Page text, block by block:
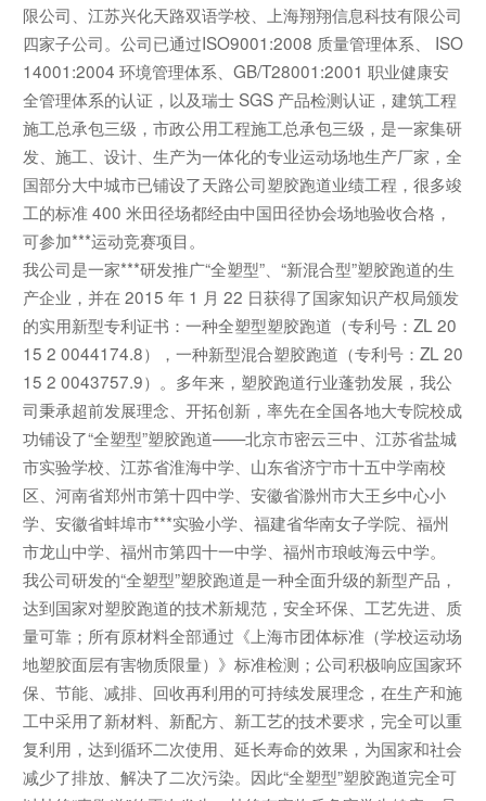
限公司、江苏兴化天路双语学校、上海翔翔信息科技有限公司
四家子公司。公司已通过ISO9001:2008 质量管理体系、 ISO
14001:2004 环境管理体系、GB/T28001:2001 职业健康安
全管理体系的认证，以及瑞士 SGS 产品检测认证，建筑工程
施工总承包三级，市政公用工程施工总承包三级，是一家集研
发、施工、设计、生产为一体化的专业运动场地生产厂家，全
国部分大中城市已铺设了天路公司塑胶跑道业绩工程，很多竣
工的标准 400 米田径场都经由中国田径协会场地验收合格，
可参加***运动竞赛项目。
我公司是一家***研发推广“全塑型”、“新混合型”塑胶跑道的生
产企业，并在 2015 年 1 月 22 日获得了国家知识产权局颁发
的实用新型专利证书：一种全塑型塑胶跑道（专利号：ZL 20
15 2 0044174.8），一种新型混合塑胶跑道（专利号：ZL 20
15 2 0043757.9）。多年来，塑胶跑道行业蓬勃发展，我公
司秉承超前发展理念、开拓创新，率先在全国各地大专院校成
功铺设了“全塑型”塑胶跑道——北京市密云三中、江苏省盐城
市实验学校、江苏省淮海中学、山东省济宁市十五中学南校
区、河南省郑州市第十四中学、安徽省滁州市大王乡中心小
学、安徽省蚌埠市***实验小学、福建省华南女子学院、福州
市龙山中学、福州市第四十一中学、福州市琅岐海云中学。
我公司研发的“全塑型”塑胶跑道是一种全面升级的新型产品，
达到国家对塑胶跑道的技术新规范，安全环保、工艺先进、质
量可靠；所有原材料全部通过《上海市团体标准（学校运动场
地塑胶面层有害物质限量）》标准检测；公司积极响应国家环
保、节能、减排、回收再利用的可持续发展理念，在生产和施
工中采用了新材料、新配方、新工艺的技术要求，完全可以重
复利用，达到循环二次使用、延长寿命的效果，为国家和社会
减少了排放、解决了二次污染。因此“全塑型”塑胶跑道完全可